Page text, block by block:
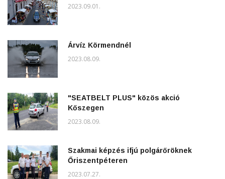
2023.09.01.
Árvíz Körmendnél
2023.08.09.
"SEATBELT PLUS" közös akció
Kőszegen
2023.08.09.
Szakmai képzés ifjú polgárőröknek
Őriszentpéteren
2023.07.27.